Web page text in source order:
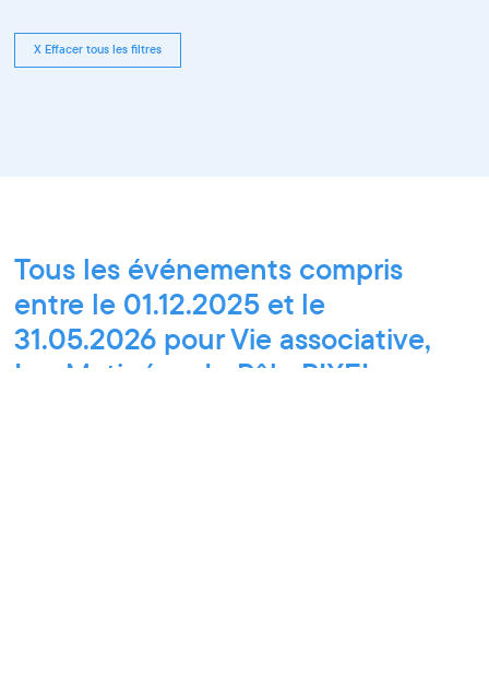
X Effacer tous les filtres
Tous les événements compris
entre le 01.12.2025 et le
31.05.2026 pour Vie associative,
Les Matinées du Pôle PIXEL